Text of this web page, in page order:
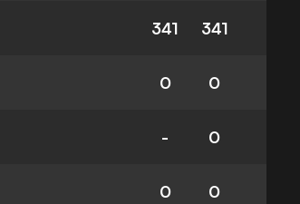
341 341
0 0
- 0
0 0